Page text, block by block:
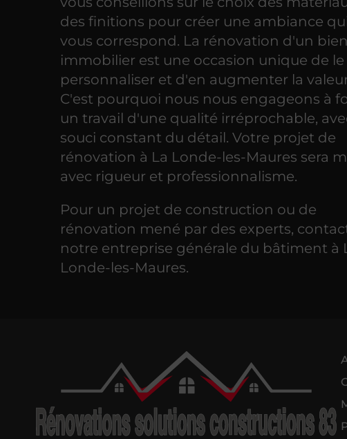
des finitions pour créer une ambiance
vous correspond. La rénovation d'un bien
immobilier est une occasion unique de le
personnaliser et d'en augmenter la
C'est pourquoi nous nous engageons à
un travail d'une qualité irréprochable,
souci constant du détail. Votre projet de
rénovation à La Londe-les-Maures sera
avec rigueur et professionnalisme.
Pour un projet de construction ou de
rénovation mené par des experts,
notre entreprise générale du bâtiment à
Londe-les-Maures.